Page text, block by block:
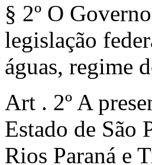
§ 2º O
legislação
águas, regime
Art . 2º A
Estado de São
Rios Paraná e